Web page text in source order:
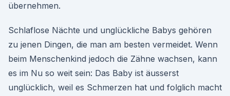
übernehmen.
Schlaflose Nächte und unglückliche Babys gehören
zu jenen Dingen, die man am besten vermeidet. Wenn
beim Menschenkind jedoch die Zähne wachsen, kann
es im Nu so weit sein: Das Baby ist äusserst
unglücklich, weil es Schmerzen hat und folglich macht